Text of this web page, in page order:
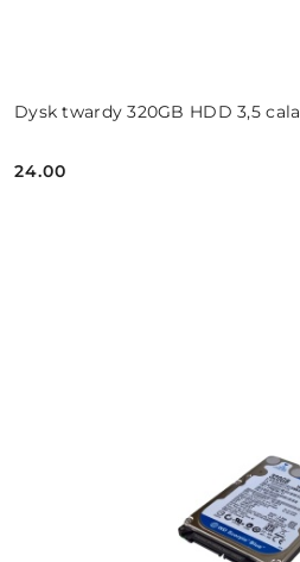
Dysk twardy 320GB HDD 3,5 cala
Cena:
24.00